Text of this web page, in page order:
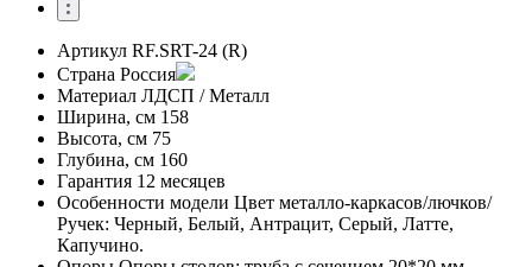
Артикул RF.SRT-24 (R)
Страна Россия
Материал ЛДСП / Металл
Ширина, см 158
Высота, см 75
Глубина, см 160
Гарантия 12 месяцев
Особенности модели Цвет металло-каркасов/лючков/
Ручек: Черный, Белый, Антрацит, Серый, Латте,
Капучино.